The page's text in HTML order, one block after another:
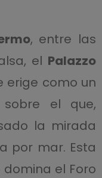
, entre las
el Palazzo
erige como un
sobre el que,
la mirada
por mar. Esta
el Foro